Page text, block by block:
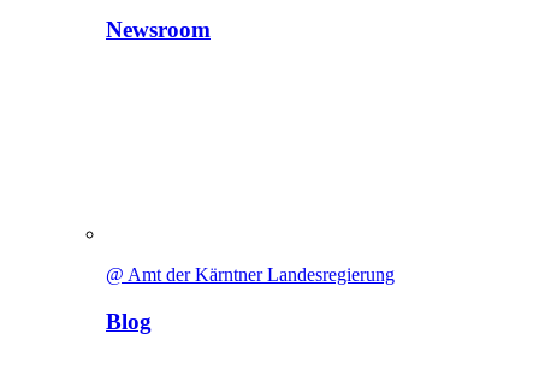
Newsroom
@ Amt der Kärntner Landesregierung
Blog